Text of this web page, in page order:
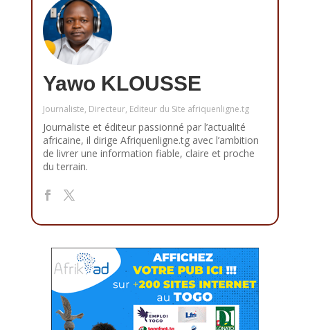
Yawo KLOUSSE
Journaliste, Directeur, Editeur du Site afriquenligne.tg
Journaliste et éditeur passionné par l’actualité
africaine, il dirige Afriquenligne.tg avec l’ambition
de livrer une information fiable, claire et proche
du terrain.